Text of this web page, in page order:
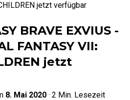
jetzt verfügbar
BRAVE EXVIUS -
FANTASY VII:
jetzt
8. Mai 2020 · 2 Min. Lesezeit